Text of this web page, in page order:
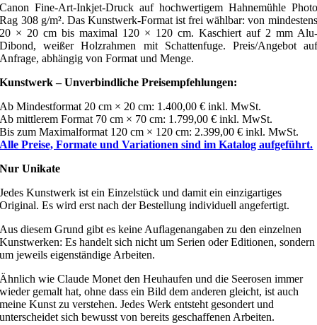
Canon Fine-Art-Inkjet-Druck auf hochwertigem Hahnemühle Photo
Rag 308 g/m². Das Kunstwerk-Format ist frei wählbar: von mindestens
20 × 20 cm bis maximal 120 × 120 cm. Kaschiert auf 2 mm Alu-
Dibond, weißer Holzrahmen mit Schattenfuge. Preis/Angebot auf
Anfrage, abhängig von Format und Menge.
Kunstwerk – Unverbindliche Preisempfehlungen:
Ab Mindestformat 20 cm × 20 cm: 1.400,00 € inkl. MwSt.
Ab mittlerem Format 70 cm × 70 cm: 1.799,00 € inkl. MwSt.
Bis zum Maximalformat 120 cm × 120 cm: 2.399,00 € inkl. MwSt.
Alle Preise, Formate und Variationen sind im Katalog aufgeführt.
Nur Unikate
Jedes Kunstwerk ist ein Einzelstück und damit ein einzigartiges
Original. Es wird erst nach der Bestellung individuell angefertigt.
Aus diesem Grund gibt es keine Auflagenangaben zu den einzelnen
Kunstwerken: Es handelt sich nicht um Serien oder Editionen, sondern
um jeweils eigenständige Arbeiten.
Ähnlich wie Claude Monet den Heuhaufen und die Seerosen immer
wieder gemalt hat, ohne dass ein Bild dem anderen gleicht, ist auch
meine Kunst zu verstehen. Jedes Werk entsteht gesondert und
unterscheidet sich bewusst von bereits geschaffenen Arbeiten.